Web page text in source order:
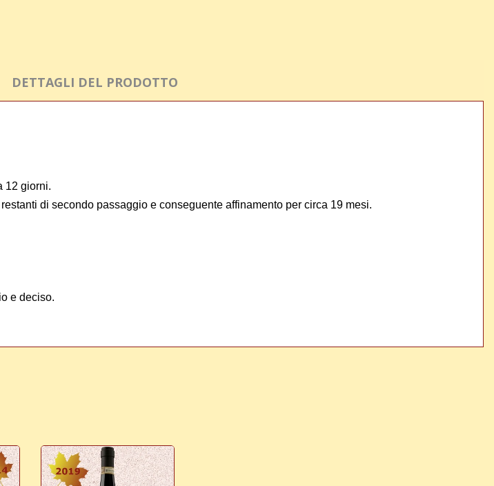
DETTAGLI DEL PRODOTTO
12 giorni.
di secondo passaggio e conseguente affinamento per circa 19 mesi.
e deciso.